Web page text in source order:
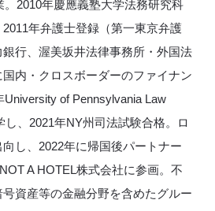
。2010年慶應義塾大学法務研究科
年弁護士登録（第一東京弁護
行、渥美坂井法律事務所・外国法
内・クロスボーダーのファイナン
University of Pennsylvania Law
し、2021年NY州司法試験合格。ロ
し、2022年に帰国後パートナー
A HOTEL株式会社に参画。不
資産等の金融分野を含めたグルー